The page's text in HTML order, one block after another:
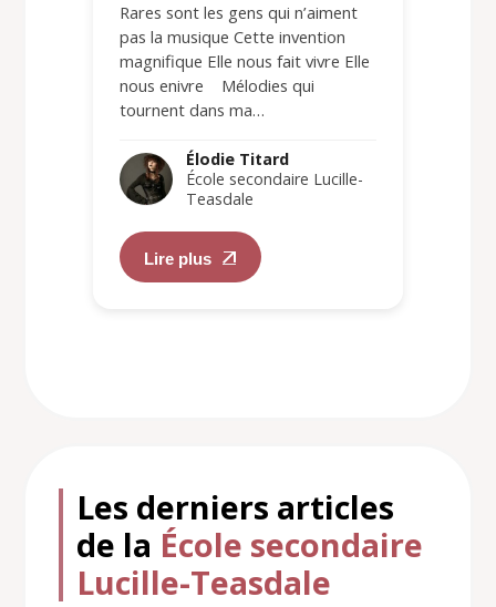
Rares sont les gens qui n’aiment
pas la musique Cette invention
magnifique Elle nous fait vivre Elle
nous enivre Mélodies qui
tournent dans ma…
Élodie Titard
École secondaire Lucille-
Teasdale
Lire plus
Les derniers articles
de la École secondaire
Lucille-Teasdale